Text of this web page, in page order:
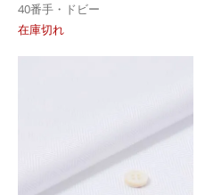
40番手・ドビー
在庫切れ